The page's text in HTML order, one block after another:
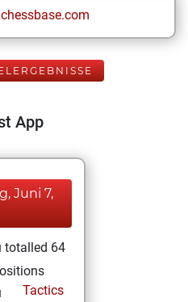
App
Juni 7,
totalled 64
Tactics